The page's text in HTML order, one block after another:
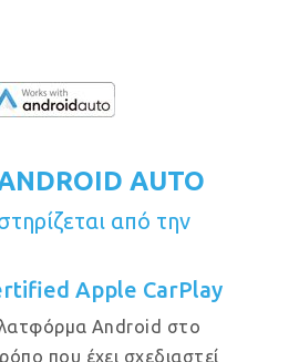
AUTO
από την
Apple CarPlay
Android στο
που έχει σχεδιαστεί